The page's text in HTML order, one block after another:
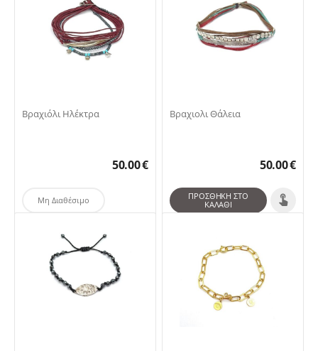
Βραχιόλι Ηλέκτρα
50.00€
Μη Διαθέσιμο
Βραχιολι Θάλεια
50.00€
ΠΡΟΣΘΉΚΗ ΣΤΟ
ΚΑΛΆΘΙ